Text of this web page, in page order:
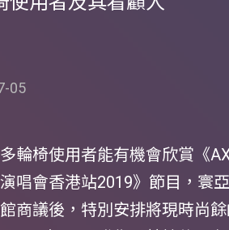
05
輪椅使用者能有機會欣賞《
唱會香港站2019》節目，寰
商議後，特別安排將現時尚